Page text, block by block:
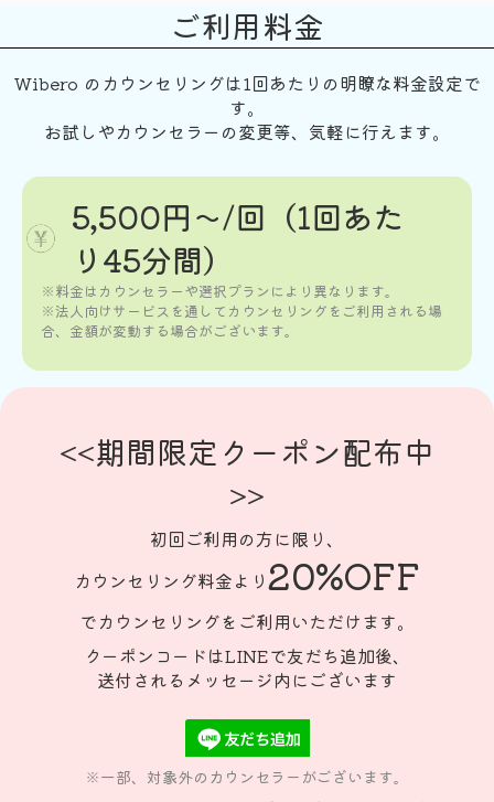
ご利用料金
Wibero のカウンセリングは1回あたりの明瞭な料金設定で
す。
お試しやカウンセラーの変更等、気軽に行えます。
5,500円〜/回（1回あた
り45分間）
※料金はカウンセラーや選択プランにより異なります。
※法人向けサービスを通してカウンセリングをご利用される場
合、金額が変動する場合がございます。
<<期間限定クーポン配布中
>>
初回ご利用の方に限り、
カウンセリング料金より20%OFF
でカウンセリングをご利用いただけます。
クーポンコードはLINEで友だち追加後、
送付されるメッセージ内にございます
※一部、対象外のカウンセラーがございます。